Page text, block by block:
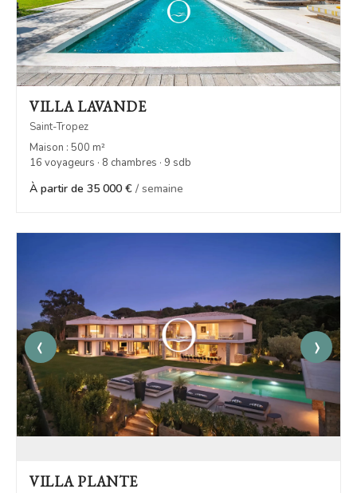
VILLA LAVANDE
Saint-Tropez
Maison : 500 m²
16 voyageurs · 8 chambres · 9 sdb
À partir de 35 000 € / semaine
‹ ›
VILLA PLANTE